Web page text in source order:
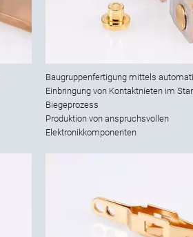
Baugruppenfertigung mittels
Einbringung von Kontaktnieten im
Biegeprozess
Produktion von anspruchsvollen
Elektronikkomponenten